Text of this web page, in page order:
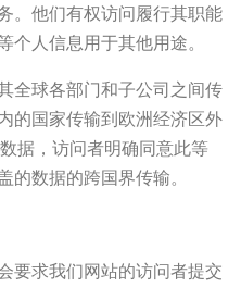
。他们有权访问履行其职能
个人信息用于其他用途。
全球各部门和子公司之间传
的国家传输到欧洲经济区外
据，访问者明确同意此等
数据的跨国界传输。
要求我们网站的访问者提交